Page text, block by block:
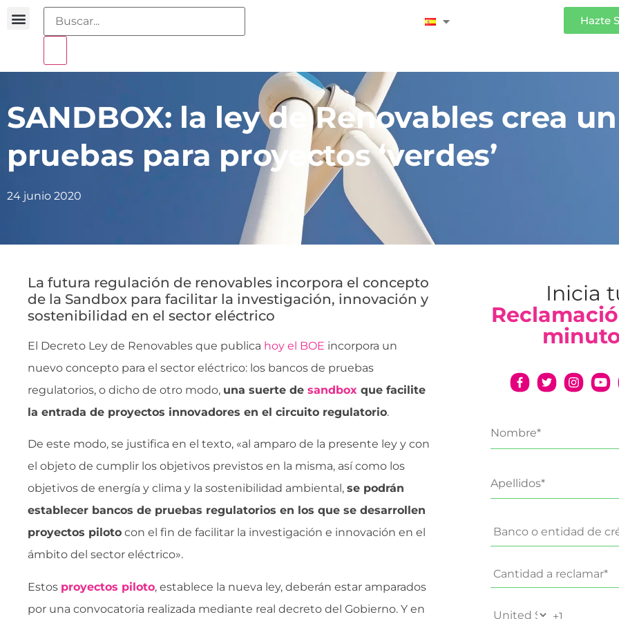
Hazte
SANDBOX: la ley de Renovables crea
pruebas para proyectos ‘verdes’
24 junio 2020
La futura regulación de renovables incorpora el concepto
de la Sandbox para facilitar la investigación, innovación y
sostenibilidad en el sector eléctrico
El Decreto Ley de Renovables que publica hoy el BOE incorpora un
nuevo concepto para el sector eléctrico: los bancos de pruebas
regulatorios, o dicho de otro modo, una suerte de sandbox que facilite
la entrada de proyectos innovadores en el circuito regulatorio.
De este modo, se justifica en el texto, «al amparo de la presente ley y con
el objeto de cumplir los objetivos previstos en la misma, así como los
objetivos de energía y clima y la sostenibilidad ambiental, se podrán
establecer bancos de pruebas regulatorios en los que se desarrollen
proyectos piloto con el fin de facilitar la investigación e innovación en el
ámbito del sector eléctrico».
Estos proyectos piloto, establece la nueva ley, deberán estar amparados
por una convocatoria realizada mediante real decreto del Gobierno. Y en
Inicia